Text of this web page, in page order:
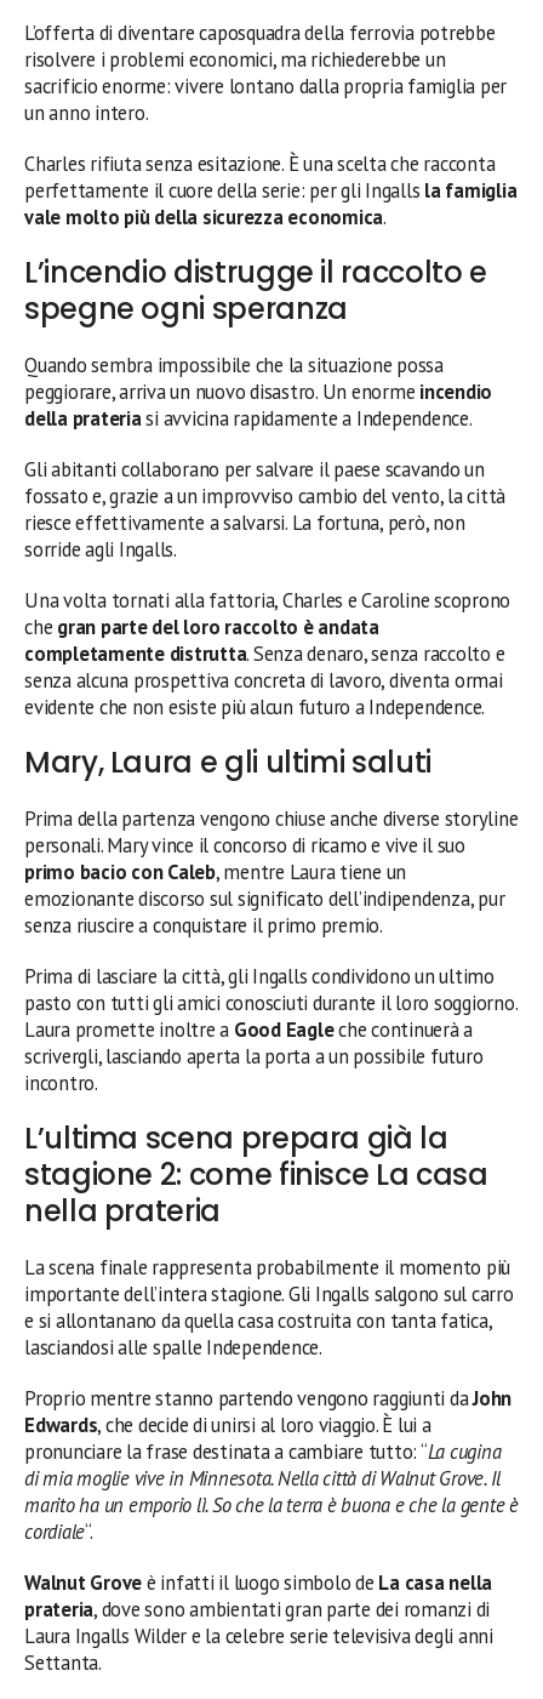
L’offerta di diventare caposquadra della ferrovia potrebbe
risolvere i problemi economici, ma richiederebbe un
sacrificio enorme: vivere lontano dalla propria famiglia per
un anno intero.
Charles rifiuta senza esitazione. È una scelta che racconta
perfettamente il cuore della serie: per gli Ingalls la famiglia
vale molto più della sicurezza economica.
L’incendio distrugge il raccolto e
spegne ogni speranza
Quando sembra impossibile che la situazione possa
peggiorare, arriva un nuovo disastro. Un enorme incendio
della prateriasi avvicina rapidamente a Independence.
Gli abitanti collaborano per salvare il paese scavando un
fossato e, grazie a un improvviso cambio del vento, la città
riesce effettivamente a salvarsi. La fortuna, però, non
sorride agli Ingalls.
Una volta tornati alla fattoria, Charles e Caroline scoprono
che gran parte del loro raccolto è andata
completamente distrutta. Senza denaro, senza raccolto e
senza alcuna prospettiva concreta di lavoro, diventa ormai
evidente che non esiste più alcun futuro a Independence.
Mary, Laura e gli ultimi saluti
Prima della partenza vengono chiuse anche diverse storyline
personali. Mary vince il concorso di ricamo e vive il suo
primo bacio con Caleb, mentre Laura tiene un
emozionante discorso sul significato dell’indipendenza, pur
senza riuscire a conquistare il primo premio.
Prima di lasciare la città, gli Ingalls condividono un ultimo
pasto con tutti gli amici conosciuti durante il loro soggiorno.
Laura promette inoltre a Good Eagleche continuerà a
scrivergli, lasciando aperta la porta a un possibile futuro
incontro.
L’ultima scena prepara già la
stagione 2: come finisce La casa
nella prateria
La scena finale rappresenta probabilmente il momento più
importante dell’intera stagione. Gli Ingalls salgono sul carro
e si allontanano da quella casa costruita con tanta fatica,
lasciandosi alle spalle Independence.
Proprio mentre stanno partendo vengono raggiunti daJohn
Edwards, che decide di unirsi al loro viaggio. È lui a
pronunciare la frase destinata a cambiare tutto: “La cugina
di mia moglie vive in Minnesota. Nella città di Walnut Grove. Il
marito ha un emporio lì. So che la terra è buona e che la gente è
cordiale“.
Walnut Groveè infatti il luogo simbolo de La casa nella
prateria, dove sono ambientati gran parte dei romanzi di
Laura Ingalls Wilder e la celebre serie televisiva degli anni
Settanta.